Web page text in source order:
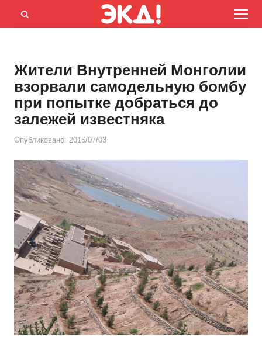
Menu
Открыть
Жители Внутренней Монголии
взорвали самодельную бомбу
при попытке добраться до
залежей известняка
Опубликовано: 2016/07/03